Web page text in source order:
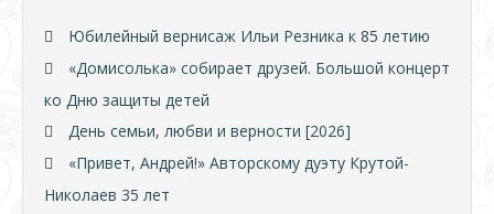
Юбилейный вернисаж Ильи Резника к 85 летию
«Домисолька» собирает друзей. Большой концерт
ко Дню защиты детей
День семьи, любви и верности [2026]
«Привет, Андрей!» Авторскому дуэту Крутой-
Николаев 35 лет